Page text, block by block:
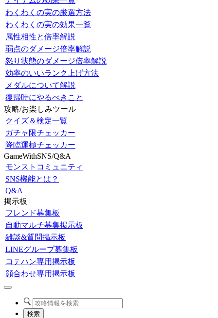
わくわくの実の厳選方法
わくわくの実の効果一覧
属性相性と倍率解説
弱点のダメージ倍率解説
怒り状態のダメージ倍率解説
効率のいいランク上げ方法
メダルについて解説
復帰時にやるべきこと
攻略/お楽しみツール
クイズ＆検定一覧
ガチャ限チェッカー
降臨運極チェッカー
GameWithSNS/Q&A
モンストコミュニティ
SNS機能とは？
Q&A
掲示板
フレンド募集板
自動マルチ募集掲示板
雑談&質問掲示板
LINEグループ募集板
コテハン専用掲示板
顔合わせ専用掲示板
検索